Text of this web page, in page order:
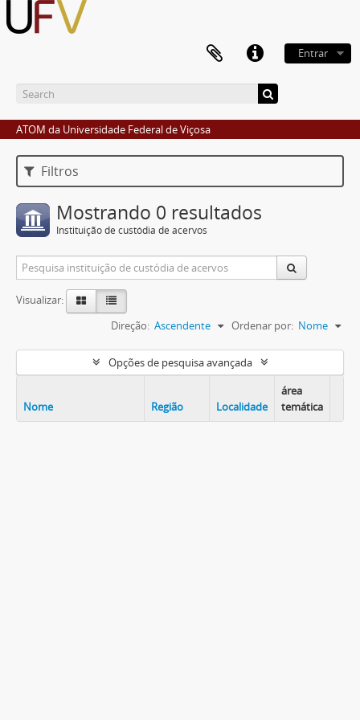
Entrar
ATOM da Universidade Federal de Viçosa
Filtros
Mostrando 0 resultados
Instituição de custódia de acervos
Visualizar:
Ordenar por: Nome
Direção: Ascendente
Opções de pesquisa avançada
Nome Região Localidade
área
temática